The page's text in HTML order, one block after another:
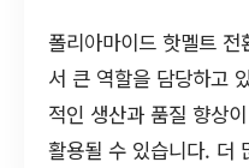
폴리아마이드 핫멜트
서 큰 역할을 담당하고
적인 생산과 품질 향상
활용될 수 있습니다. 더